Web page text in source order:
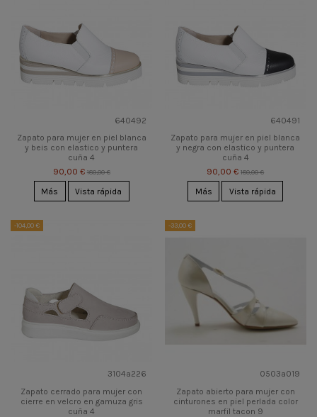
640492
Zapato para mujer en piel blanca
y beis con elastico y puntera
cuña 4
90,00 € 180,00 €
Más Vista rápida
640491
Zapato para mujer en piel blanca
y negra con elastico y puntera
cuña 4
90,00 € 180,00 €
Más Vista rápida
-104,00 €
3104a226
Zapato cerrado para mujer con
cierre en velcro en gamuza gris
cuña 4
-33,00 €
0503a019
Zapato abierto para mujer con
cinturones en piel perlada color
marfil tacon 9